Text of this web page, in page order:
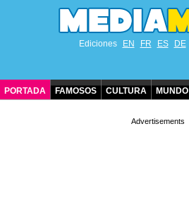
Ediciones EN FR ES DE
PORTADA FAMOSOS CULTURA MUNDO